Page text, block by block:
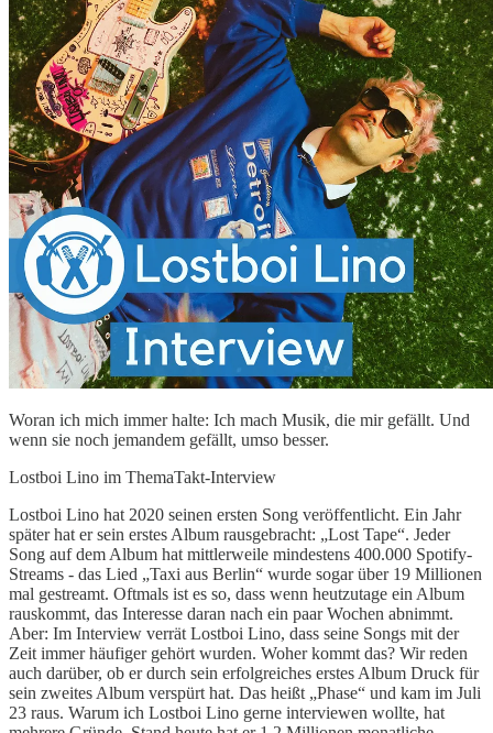
Woran ich mich immer halte: Ich mach Musik, die mir gefällt. Und
wenn sie noch jemandem gefällt, umso besser.
Lostboi Lino im ThemaTakt-Interview
Lostboi Lino hat 2020 seinen ersten Song veröffentlicht. Ein Jahr
später hat er sein erstes Album rausgebracht: „Lost Tape“. Jeder
Song auf dem Album hat mittlerweile mindestens 400.000 Spotify-
Streams - das Lied „Taxi aus Berlin“ wurde sogar über 19 Millionen
mal gestreamt. Oftmals ist es so, dass wenn heutzutage ein Album
rauskommt, das Interesse daran nach ein paar Wochen abnimmt.
Aber: Im Interview verrät Lostboi Lino, dass seine Songs mit der
Zeit immer häufiger gehört wurden. Woher kommt das? Wir reden
auch darüber, ob er durch sein erfolgreiches erstes Album Druck für
sein zweites Album verspürt hat. Das heißt „Phase“ und kam im Juli
23 raus. Warum ich Lostboi Lino gerne interviewen wollte, hat